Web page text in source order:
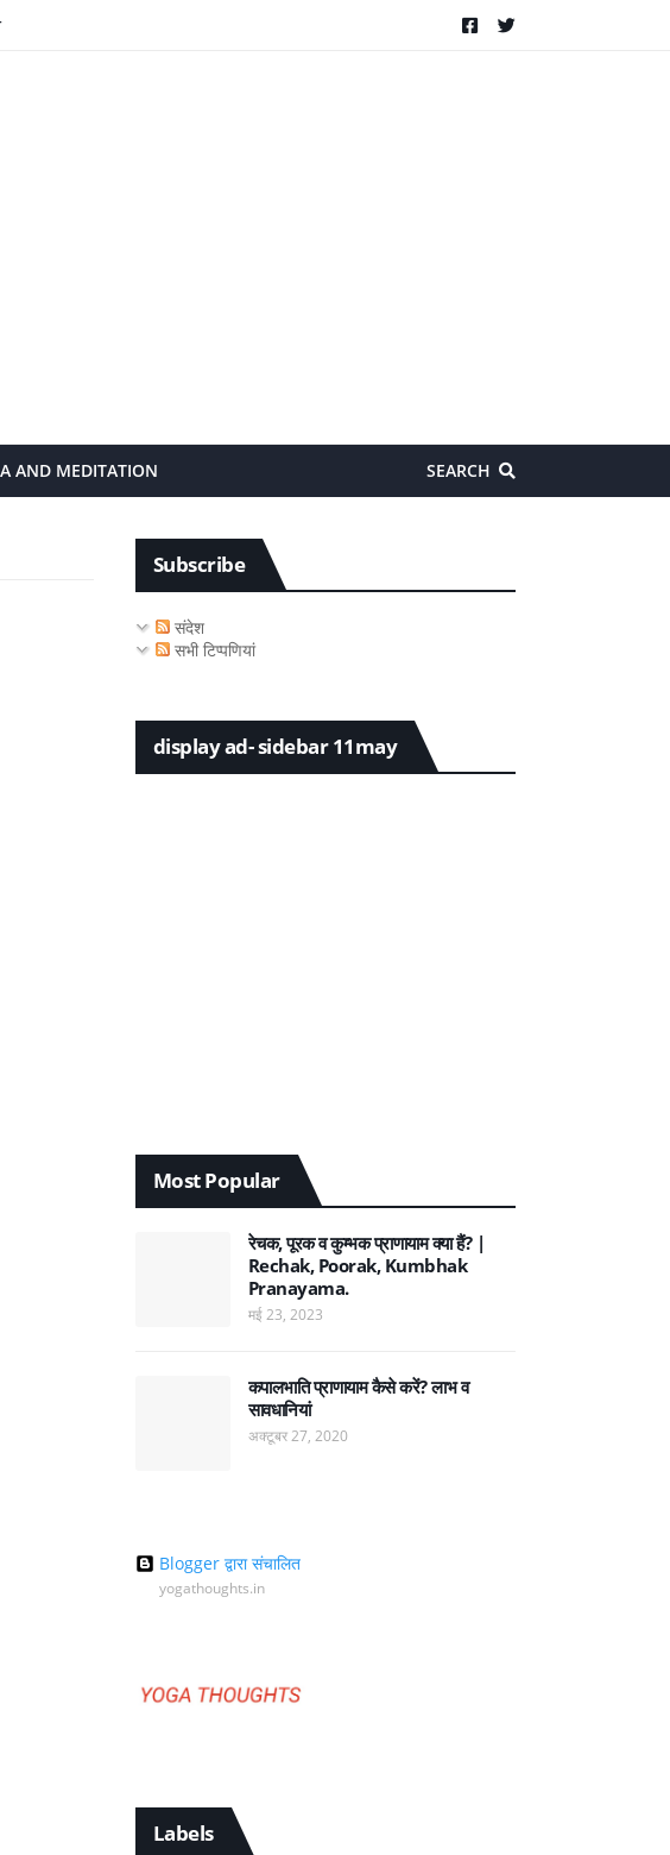
AND MEDITATION SEARCH
Subscribe
संदेश
सभी टिप्पणियां
display ad- sidebar 11may
Most Popular
रेचक, पूरक व कुम्भक प्राणायाम क्या हैं? |
Rechak, Poorak, Kumbhak
Pranayama.
मई 23, 2023
कपालभाति प्राणायाम कैसे करें? लाभ व
सावधानियां
अक्टूबर 27, 2020
Blogger द्वारा संचालित
yogathoughts.in
Labels